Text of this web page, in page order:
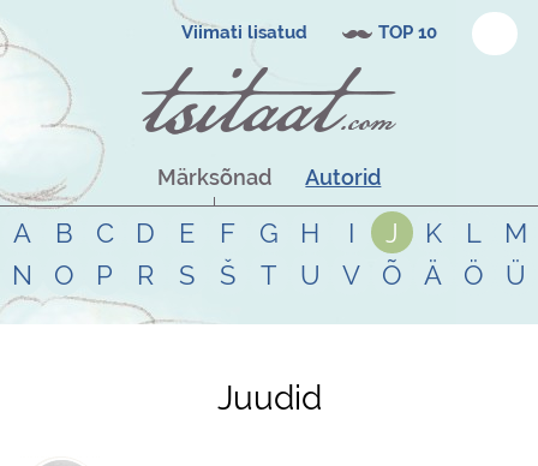
Viimati lisatud TOP 10
Märksõnad Autorid
A B C D E F G H I J K L
M
N
O P R S Š T U V Õ Ä Ö Ü
Tsitaadid teemaljuudid
Juudid